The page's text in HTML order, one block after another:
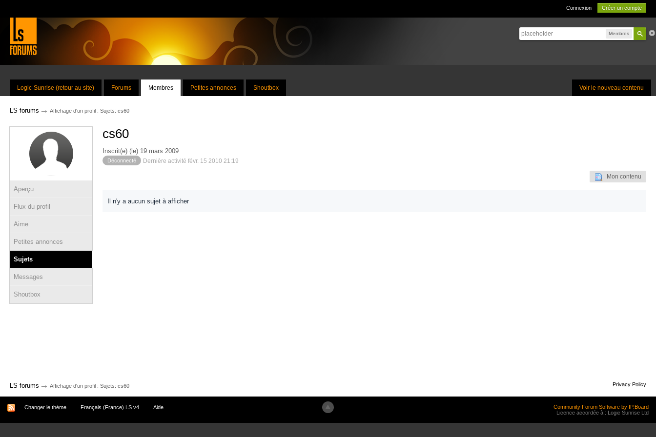
Connexion Créer un compte
Membres
Voir le nouveau contenu
Logic-Sunrise (retour au site) Forums Membres Petites annonces Shoutbox
LS forums → Affichage d'un profil : Sujets: cs60
Aperçu
Flux du profil
Aime
Petites annonces
Sujets
Messages
Shoutbox
cs60
Inscrit(e) (le) 19 mars 2009
Déconnecté Dernière activité févr. 15 2010 21:19
Mon contenu
Il n'y a aucun sujet à afficher
LS forums → Affichage d'un profil : Sujets: cs60 Privacy Policy
Changer le thème Français (France) LS v4 Aide
Community Forum Software by IP.Board
Licence accordée à : Logic Sunrise Ltd